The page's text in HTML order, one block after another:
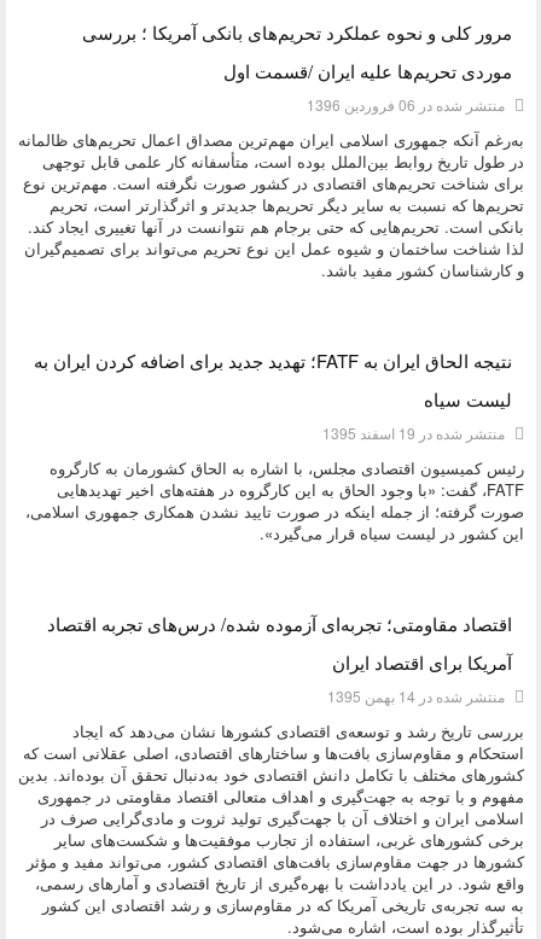
مرور کلی و نحوه عملکرد تحریم‌های بانکی آمریکا ؛ بررسی
موردی تحریم‌ها علیه ایران /قسمت اول
منتشر شده در 06 فروردين 1396
به‌رغم آنکه جمهوری اسلامی ایران مهم‌ترین مصداق اعمال تحریم‌های ظالمانه
در طول تاریخ روابط بین‌الملل بوده است، متأسفانه کار علمی قابل توجهی
برای شناخت تحریم‌های اقتصادی در کشور صورت نگرفته است. مهم‌ترین نوع
تحریم‌ها که نسبت به سایر دیگر تحریم‌ها جدید‌تر و اثرگذارتر است، تحریم
بانکی است. تحریم‌هایی که حتی برجام هم نتوانست در آنها تغییری ایجاد کند.
لذا شناخت ساختمان و شیوه عمل این نوع تحریم می‌تواند برای تصمیم‌گیران
و کارشناسان کشور مفید باشد.
نتیجه الحاق ایران به FATF؛ تهدید جدید برای اضافه کردن ایران به
لیست سیاه
منتشر شده در 19 اسفند 1395
رئیس کمیسیون اقتصادی مجلس، با اشاره به الحاق کشورمان به کارگروه
FATF، گفت: «با وجود الحاق به این کارگروه در هفته‌های اخیر تهدیدهایی
صورت گرفته؛ از جمله اینکه در صورت تایید نشدن همکاری جمهوری اسلامی،
این کشور در لیست سیاه قرار می‌گیرد».
اقتصاد مقاومتی؛ تجربه‌ای آزموده شده/ درس‌های تجربه اقتصاد
آمریکا برای اقتصاد ایران
منتشر شده در 14 بهمن 1395
بررسی تاریخ رشد و توسعه‌ی اقتصادی کشورها نشان می‌دهد که ایجاد
استحکام و مقاوم‌سازی بافت‌ها و ساختارهای اقتصادی، اصلی عقلانی است که
کشورهای مختلف با تکامل دانش اقتصادی خود به‌دنبال تحقق آن بوده‌اند. بدین
مفهوم و با توجه به جهت‌گیری و اهداف متعالی اقتصاد مقاومتی در جمهوری
اسلامی ایران و اختلاف آن با جهت‌گیری تولید ثروت و مادی‌گرایی صرف در
برخی کشورهای غربی، استفاده از تجارب موفقیت‌ها و شکست‌های سایر
کشورها در جهت مقاوم‌سازی بافت‌های اقتصادی کشور، می‌تواند مفید و مؤثر
واقع شود. در این یادداشت با بهره‌گیری از تاریخ اقتصادی و آمارهای رسمی،
به سه تجربه‌ی تاریخی آمریکا که در مقاوم­‌سازی و رشد اقتصادی این کشور
تأثیرگذار بوده است، اشاره می­‌شود.